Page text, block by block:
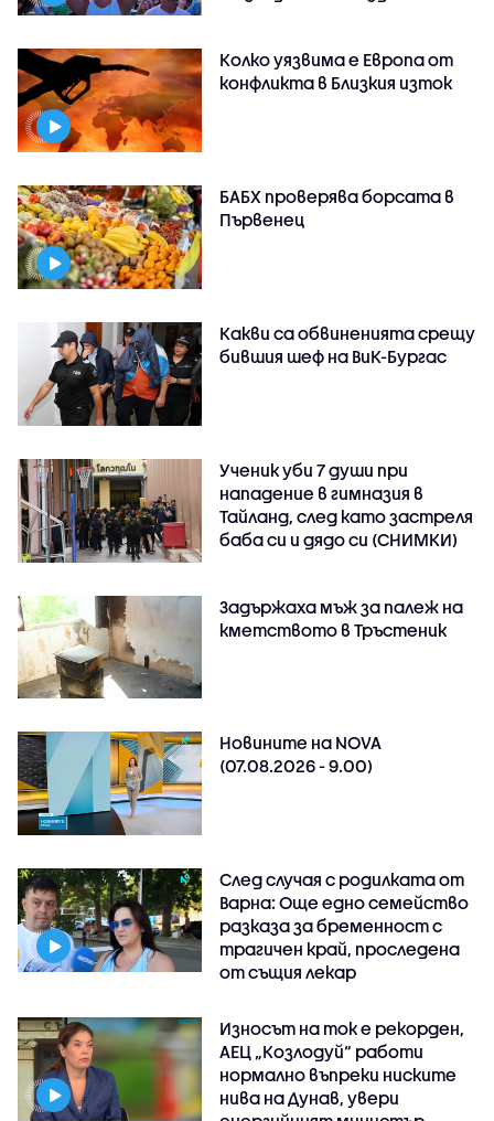
Колко уязвима е Европа от
конфликта в Близкия изток
БАБХ проверява борсата в
Първенец
Какви са обвиненията срещу
бившия шеф на ВиК-Бургас
Ученик уби 7 души при
нападение в гимназия в
Тайланд, след като застреля
баба си и дядо си (СНИМКИ)
Задържаха мъж за палеж на
кметството в Тръстеник
Новините на NOVA
(07.08.2026 - 9.00)
След случая с родилката от
Варна: Още едно семейство
разказа за бременност с
трагичен край, проследена
от същия лекар
Износът на ток е рекорден,
АЕЦ „Козлодуй“ работи
нормално въпреки ниските
нива на Дунав, увери